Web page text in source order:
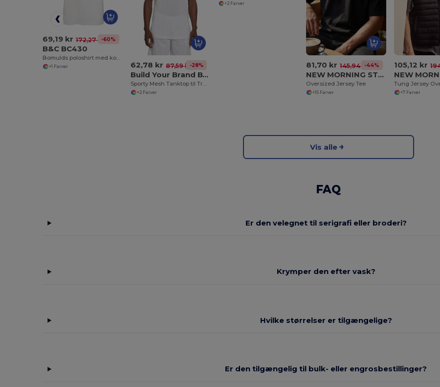
69,19 kr 172,27 kr-60%
B&C BC430
Bomulds poloshirt med kontrastkrave og ærmer
+1 Farver 62,78 kr 87,59 kr-28%
Build Your Brand BY009
Sporty Mesh Tanktop til Træning og Basketball
+2 Farver
+2 Farver
81,70 kr 145,94 kr-44%
NEW MORNING STUDIOS NM003
Oversized Jersey Tee
+15 Farver
105,12 kr
Tung Jersey
+7 Farver
Vis alle
FAQ
Er den velegnet til serigrafi eller broderi?
Krymper den efter vask?
Hvilke størrelser er tilgængelige?
Er den tilgængelig til bulk- eller engrosbestillinger?